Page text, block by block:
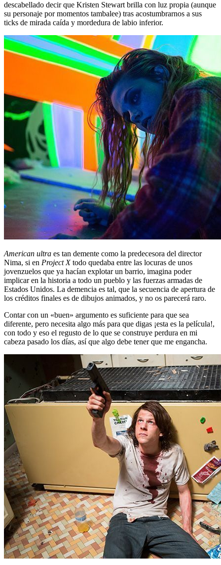
descabellado decir que Kristen Stewart brilla con luz propia (aunque
su personaje por momentos tambalee) tras acostumbrarnos a sus
ticks de mirada caída y mordedura de labio inferior.
American ultra es tan demente como la predecesora del director
Nima, si en Project Xtodo quedaba entre las locuras de unos
jovenzuelos que ya hacían explotar un barrio, imagina poder
implicar en la historia a todo un pueblo y las fuerzas armadas de
Estados Unidos. La demencia es tal, que la secuencia de apertura de
los créditos finales es de dibujos animados, y no os parecerá raro.
Contar con un «buen» argumento es suficiente para que sea
diferente, pero necesita algo más para que digas ¡esta es la película!,
con todo y eso el regusto de lo que se construye perdura en mi
cabeza pasado los días, así que algo debe tener que me engancha.